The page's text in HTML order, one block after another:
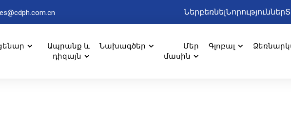
ՆերբեռնելՆորություններ
Ապրանք և
դիզայն
Նախագծեր
Մեր
մասին
Գլոբալ